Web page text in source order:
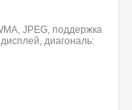
JPEG, поддержка
диагональ: